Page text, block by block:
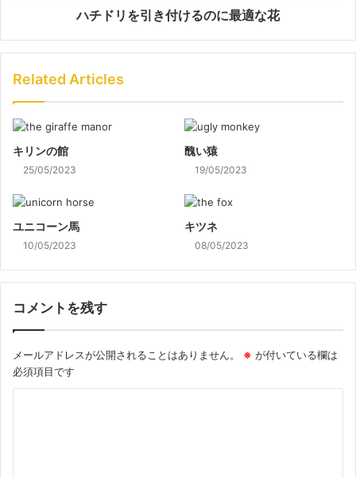
ハチドリを引き付けるのに最適な花
Related Articles
キリンの館
25/05/2023
醜い猿
19/05/2023
ユニコーン馬
10/05/2023
キツネ
08/05/2023
コメントを残す
メールアドレスが公開されることはありません。 ※ が付いている欄は
必須項目です